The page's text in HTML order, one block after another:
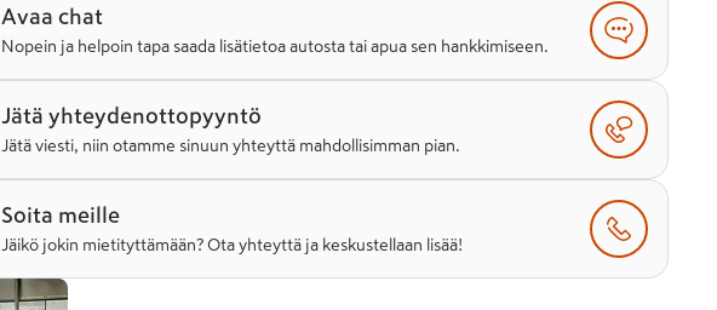
Avaa chat
Nopein ja helpoin tapa saada lisätietoa autosta tai apua sen hankkimiseen.
Jätä yhteydenottopyyntö
Jätä viesti, niin otamme sinuun yhteyttä mahdollisimman pian.
Soita meille
Jäikö jokin mietityttämään? Ota yhteyttä ja keskustellaan lisää!